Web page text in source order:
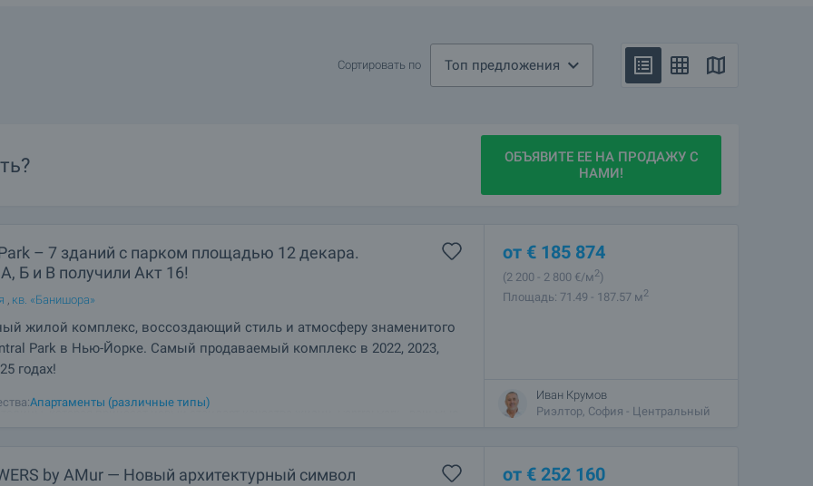
Сортировать по Топ предложения
ОБЪЯВИТЕ ЕЕ НА ПРОДАЖУ С
НАМИ!
– 7 зданий с парком площадью 12 декара.
Б и В получили Акт 16!
, кв. «Банишора»
жилой комплекс, воссоздающий стиль и атмосферу знаменитого
Park в Нью-Йорке. Самый продаваемый комплекс в 2022, 2023,
годах!
здания, простор, зелень и виды, от которых захватывает дух! Будущая
которая принесет новый стандарт качества жизни. Central Park - ваш Нью-
Апартаменты (различные типы)
от € 185 874
(2 200 - 2 800 €/м2)
Площадь: 71.49 - 187.57 м2
Иван Крумов
Риэлтор, София - Центральный
by AMur — Новый архитектурный символ
от € 252 160